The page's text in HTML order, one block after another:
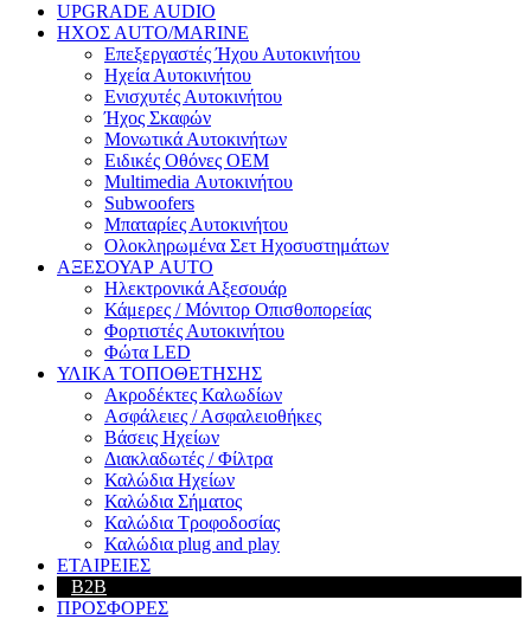
UPGRADE AUDIO
ΗΧΟΣ ΑUTO/MARINE
Επεξεργαστές Ήχου Αυτοκινήτου
Ηχεία Αυτοκινήτου
Ενισχυτές Αυτοκινήτου
Ήχος Σκαφών
Μονωτικά Αυτοκινήτων
Ειδικές Οθόνες OEM
Multimedia Αυτοκινήτου
Subwoofers
Μπαταρίες Αυτοκινήτου
Ολοκληρωμένα Σετ Ηχοσυστημάτων
ΑΞΕΣΟΥΑΡ AUTO
Ηλεκτρονικά Αξεσουάρ
Κάμερες / Μόνιτορ Οπισθοπορείας
Φορτιστές Αυτοκινήτου
Φώτα LED
ΥΛΙΚΑ ΤΟΠΟΘΕΤΗΣΗΣ
Ακροδέκτες Καλωδίων
Ασφάλειες / Ασφαλειοθήκες
Βάσεις Ηχείων
Διακλαδωτές / Φίλτρα
Καλώδια Ηχείων
Καλώδια Σήματος
Καλώδια Τροφοδοσίας
Καλώδια plug and play
ΕΤΑΙΡΕΙΕΣ
B2B
ΠΡΟΣΦΟΡΕΣ